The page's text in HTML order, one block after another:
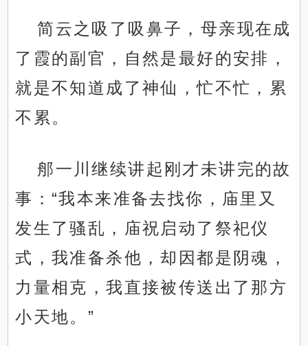
简云之吸了吸鼻子，母亲现在成
了霞的副官，自然是最好的安排，
就是不知道成了神仙，忙不忙，累
不累。
郍一川继续讲起刚才未讲完的故
事：“我本来准备去找你，庙里又
发生了骚乱，庙祝启动了祭祀仪
式，我准备杀他，却因都是阴魂，
力量相克，我直接被传送出了那方
小天地。”